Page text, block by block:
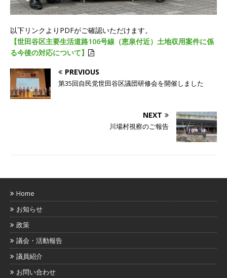
以下リンクよりPDFがご確認いただけます。
【世田谷区主要生活道路106号線（恵泉付近）土地収用案件に係
る今後の対応について】
PREVIOUS
第35回自民党世田谷区議団研修会を開催しました
NEXT
川場村視察のご報告
Home
お知らせ
政策
議会・活動報告
議員紹介
お問い合わせ